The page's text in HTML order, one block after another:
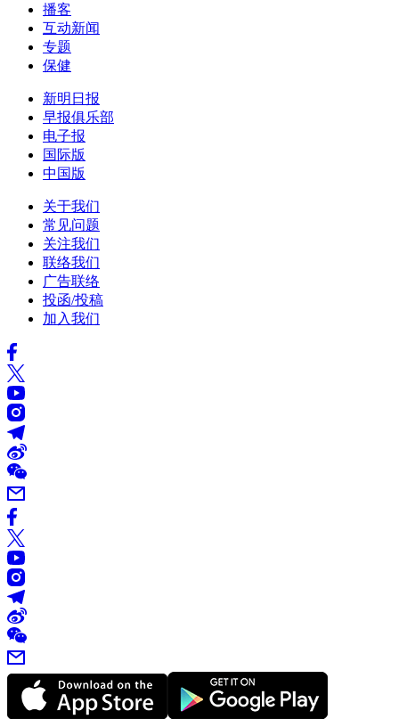
播客
互动新闻
专题
保健
新明日报
早报俱乐部
电子报
国际版
中国版
关于我们
常见问题
关注我们
联络我们
广告联络
投函/投稿
加入我们